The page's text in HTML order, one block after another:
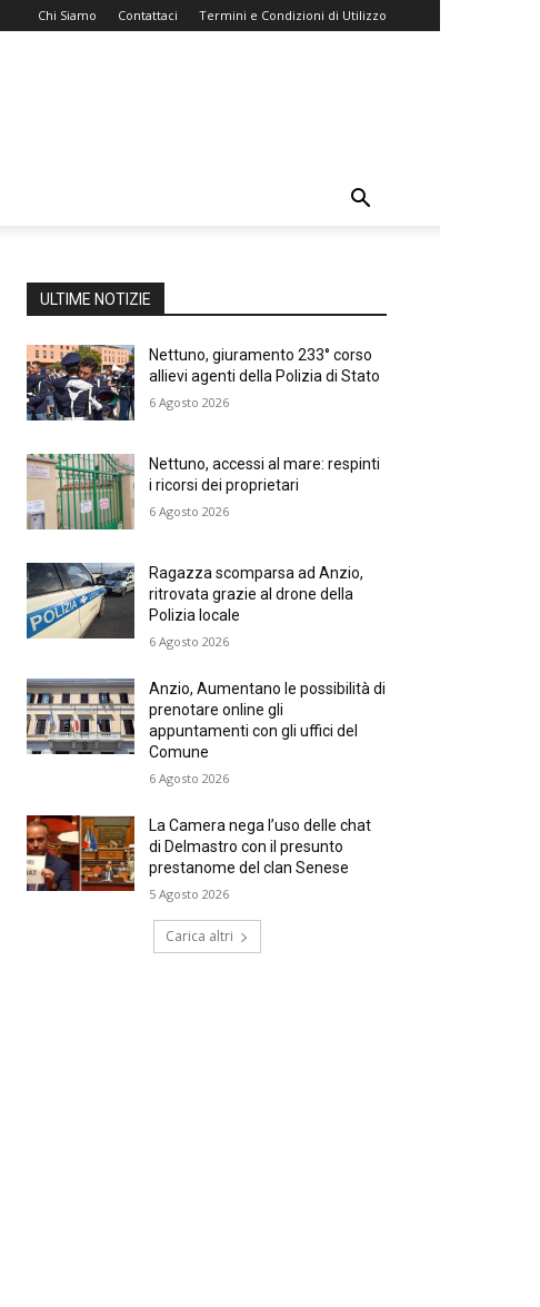
Chi Siamo Contattaci Termini e Condizioni di Utilizzo
ULTIME NOTIZIE
Nettuno, giuramento 233° corso
allievi agenti della Polizia di Stato
6 Agosto 2026
Nettuno, accessi al mare: respinti
i ricorsi dei proprietari
6 Agosto 2026
Ragazza scomparsa ad Anzio,
ritrovata grazie al drone della
Polizia locale
6 Agosto 2026
Anzio, Aumentano le possibilità di
prenotare online gli
appuntamenti con gli uffici del
Comune
6 Agosto 2026
La Camera nega l’uso delle chat
di Delmastro con il presunto
prestanome del clan Senese
5 Agosto 2026
Carica altri